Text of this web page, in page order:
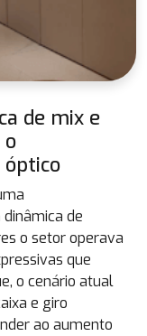
de mix e
o
de
o setor operava
que
o cenário atual
e giro
ao aumento